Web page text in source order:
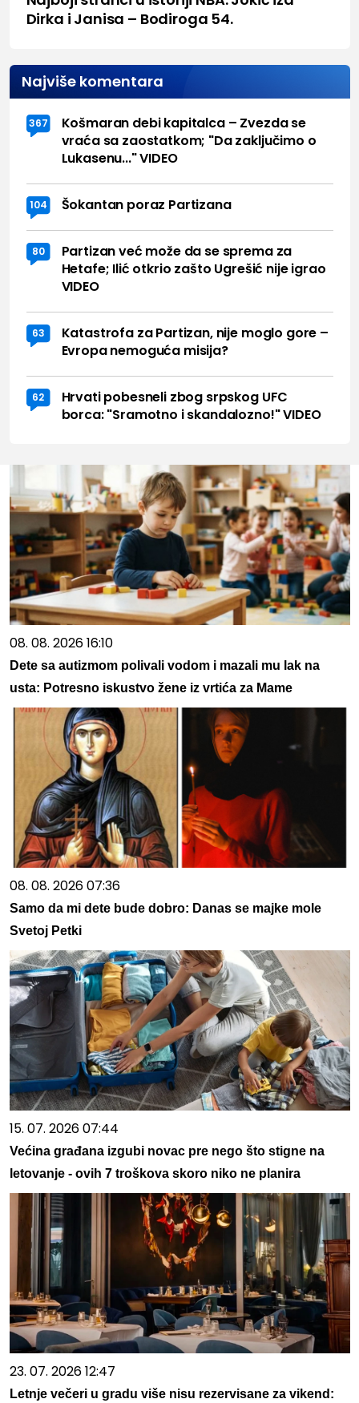
Dirka i Janisa – Bodiroga 54.
Najviše komentara
367
Košmaran debi kapitalca – Zvezda se
vraća sa zaostatkom; "Da zaključimo o
Lukasenu..." VIDEO
104 Šokantan poraz Partizana
80
Partizan već može da se sprema za
Hetafe; Ilić otkrio zašto Ugrešić nije igrao
VIDEO
63
Katastrofa za Partizan, nije moglo gore –
Evropa nemoguća misija?
62
Hrvati pobesneli zbog srpskog UFC
borca: "Sramotno i skandalozno!" VIDEO
08. 08. 2026 16:10
Dete sa autizmom polivali vodom i mazali mu lak na
usta: Potresno iskustvo žene iz vrtića za Mame
08. 08. 2026 07:36
Samo da mi dete bude dobro: Danas se majke mole
Svetoj Petki
15. 07. 2026 07:44
Većina građana izgubi novac pre nego što stigne na
letovanje - ovih 7 troškova skoro niko ne planira
23. 07. 2026 12:47
Letnje večeri u gradu više nisu rezervisane za vikend: